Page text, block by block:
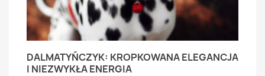
DALMATYŃCZYK: KROPKOWANA ELEGANCJA
I NIEZWYKŁA ENERGIA